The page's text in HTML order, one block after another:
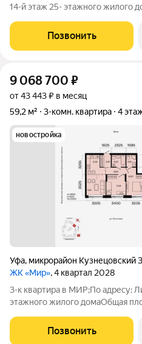
14-й этаж 25- этажного жилого
Трест".Срок окончания
года.Квартира с свободной
Позвонить
9 068 700 ₽
от 43 443 ₽ в месяц
59,2 м²
3-комн. квартира 4
новостройка
Уфа, микрорайон Кузнецовский
ЖК «Мир», 4 квартал 2028
3-к квартира в МИР;По адресу:
этажного жилого домаОбщая
строительства: 4 квартал 2028
планировкой,
Позвонить